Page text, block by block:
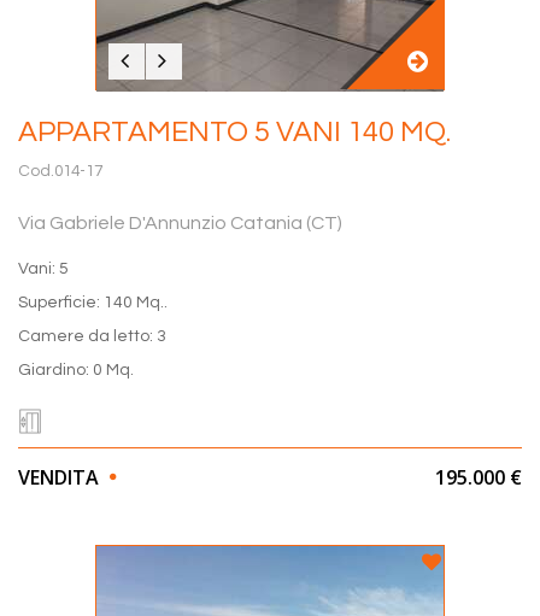
APPARTAMENTO 5 VANI 140 MQ.
Cod.014-17
Via Gabriele D'Annunzio Catania (CT)
Vani: 5
Superficie: 140 Mq..
Camere da letto: 3
Giardino: 0 Mq.
VENDITA 195.000 €